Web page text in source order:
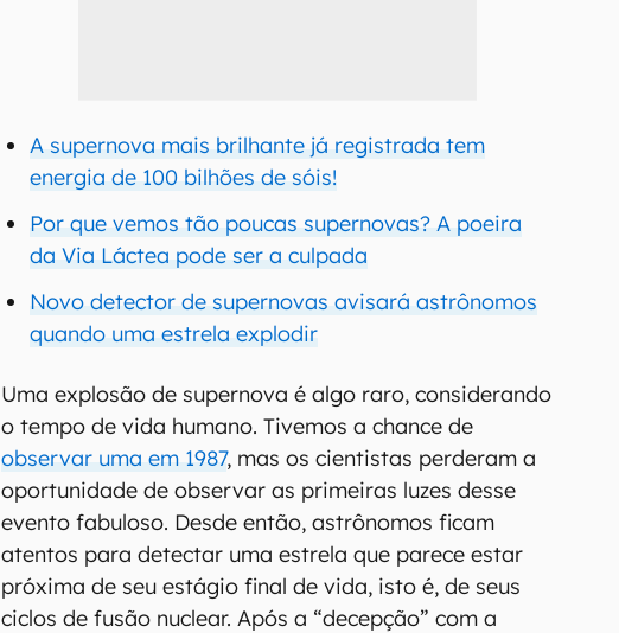
A supernova mais brilhante já registrada tem
energia de 100 bilhões de sóis!
Por que vemos tão poucas supernovas? A poeira
da Via Láctea pode ser a culpada
Novo detector de supernovas avisará astrônomos
quando uma estrela explodir
Uma explosão de supernova é algo raro, considerando
o tempo de vida humano. Tivemos a chance de
observar uma em 1987, mas os cientistas perderam a
oportunidade de observar as primeiras luzes desse
evento fabuloso. Desde então, astrônomos ficam
atentos para detectar uma estrela que parece estar
próxima de seu estágio final de vida, isto é, de seus
ciclos de fusão nuclear. Após a “decepção” com a